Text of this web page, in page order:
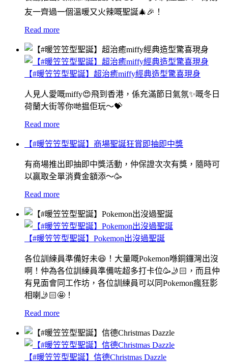
友一齊過一個溫暖又火辣嘅聖誕🎄🎉！
Read more
【#暖笠笠型聖誕】超治癒miffy經典造型驚喜現身
人見人愛嘅miffy😍飛到香港，係充滿節日氣氛✨嘅冬日
荷蘭大街等你哋揾佢玩〜💝
Read more
【#暖笠笠型聖誕】商場聖誕狂賞即抽即中獎
有商場推出即抽即中獎活動，仲保證次次有獎，隨時可
以贏取全單消費金額添～🥳
Read more
【#暖笠笠型聖誕】Pokemon出沒過聖誕
各位訓練員準備好未😆！大量嘅Pokemon喺銅鑼灣出沒
啊！仲為各位訓練員準備咗超多打卡位🥳🤳🏻，而且仲
有見面會同工作坊，各位訓練員可以同Pokemon瘋狂影
相喇🤳🏻🤩！
Read more
【#暖笠笠型聖誕】信德Christmas Dazzle